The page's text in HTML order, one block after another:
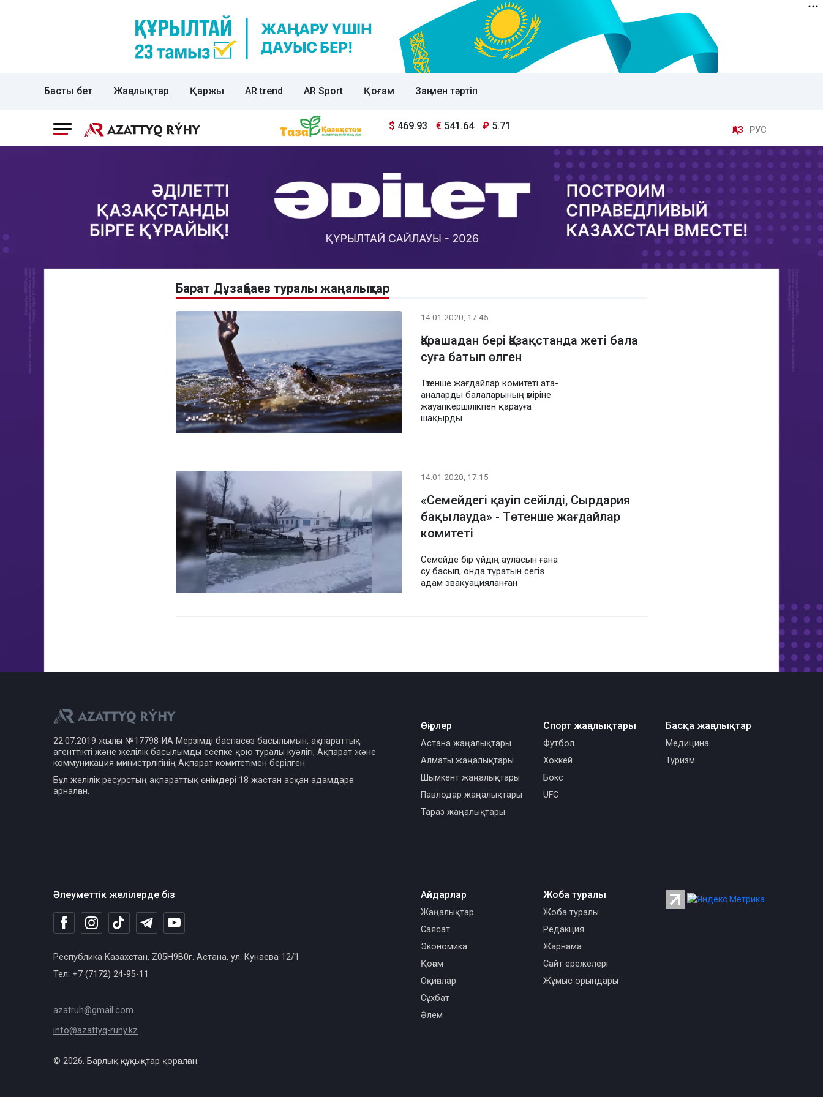
Басты бет Жаңалықтар Қаржы AR trend AR Sport Қоғам Заң мен тәртіп
$ 469.93 € 541.64 ₽ 5.71 ҚАЗ РУС
Барат Дұзақбаев туралы жаңалықтар
14.01.2020, 17:45
Қарашадан бері Қазақстанда жеті бала
суға батып өлген
Төтенше жағдайлар комитеті ата-
аналарды балаларының өміріне
жауапкершілікпен қарауға
шақырды
14.01.2020, 17:15
«Семейдегі қауіп сейілді, Сырдария
бақылауда» - Төтенше жағдайлар
комитеті
Семейде бір үйдің ауласын ғана
су басып, онда тұратын сегіз
адам эвакуацияланған
22.07.2019 жылғы №17798-ИА Мерзімді баспасөз басылымын, ақпараттық
агенттікті және желілік басылымды есепке қою туралы куәлігі, Ақпарат және
коммуникация министрлігінің Ақпарат комитетімен берілген.
Бұл желілік ресурстың ақпараттық өнімдері 18 жастан асқан адамдарға
арналған.
Өңірлер
Астана жаңалықтары
Алматы жаңалықтары
Шымкент жаңалықтары
Павлодар жаңалықтары
Тараз жаңалықтары
Спорт жаңалықтары
Футбол
Хоккей
Бокс
UFC
Басқа жаңалықтар
Медицина
Туризм
Әлеуметтік желілерде біз
Республика Казахстан, Z05H9B0г. Астана, ул. Кунаева 12/1
Тел: +7 (7172) 24-95-11
azatruh@gmail.com
info@azattyq-ruhy.kz
Айдарлар
Жаңалықтар
Саясат
Экономика
Қоғам
Оқиғалар
Сұхбат
Әлем
Жоба туралы
Жоба туралы
Редакция
Жарнама
Сайт ережелері
Жұмыс орындары
© 2026. Барлық құқықтар қорғалған.